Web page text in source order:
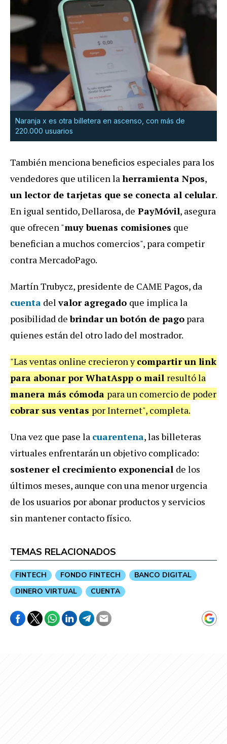
Naranja x es otra billetera en ascenso, con más de
220.000 usuarios
También menciona beneficios especiales para los
vendedores que utilicen la herramienta Npos,
un lector de tarjetas que se conecta al celular.
En igual sentido, Dellarosa, de PayMóvil, asegura
que ofrecen "muy buenas comisiones que
benefician a muchos comercios", para competir
contra MercadoPago.
Martín Trubycz, presidente de CAME Pagos, da
cuenta delvalor agregado que implica la
posibilidad debrindar un botón de pago para
quienes están del otro lado del mostrador.
"Las ventas online crecieron ycompartir un link
para abonar por WhatAspp o mail resultó la
manera más cómoda para un comercio de poder
cobrar sus ventas por Internet", completa.
Una vez que pase la cuarentena, las billeteras
virtuales enfrentarán un objetivo complicado:
sostener el crecimiento exponencial de los
últimos meses, aunque con una menor urgencia
de los usuarios por abonar productos y servicios
sin mantener contacto físico.
TEMAS RELACIONADOS
FINTECH FONDO FINTECH
BANCO DIGITAL
DINERO VIRTUAL
CUENTA